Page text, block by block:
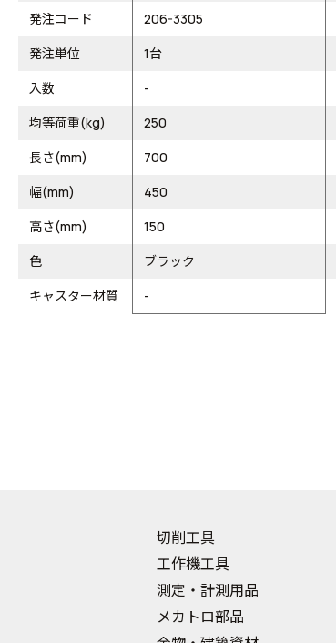
発注コード
206-3305
発注単位
1台
入数
-
均等荷重(kg)
250
長さ(mm)
700
幅(mm)
450
高さ(mm)
150
色
ブラック
キャスター材質
-
切削工具
工作機工具
測定・計測用品
メカトロ部品